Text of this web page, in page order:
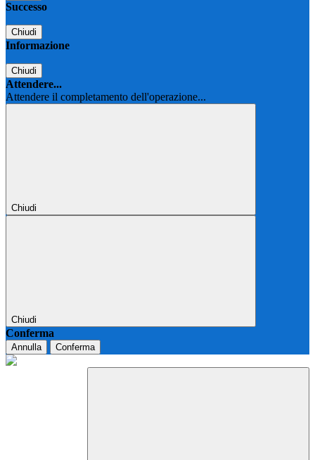
Successo
Chiudi
Informazione
Chiudi
Attendere...
Attendere il completamento dell'operazione...
Chiudi
Chiudi
Conferma
Annulla Conferma